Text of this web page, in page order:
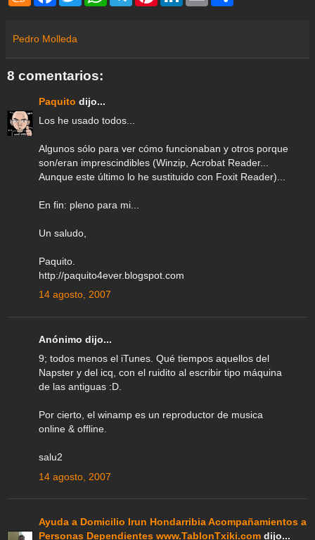
a
m
e
b
o
o
r
p
a
e
I
Pedro Molleda
8 comentarios:
Paquito dijo...
Los he usado todos...
Algunos sólo para ver cómo funcionaban y otros porque
son/eran imprescindibles (Winzip, Acrobat Reader...
Aunque este último lo he sustituido con Foxit Reader)...
En fin: pleno para mi...
Un saludo,
Paquito.
http://paquito4ever.blogspot.com
14 agosto, 2007
Anónimo dijo...
9; todos menos el iTunes. Qué tiempos aquellos del
Napster y del icq, con el ruidito al escribir tipo máquina
de las antiguas :D.
Por cierto, el winamp es un reproductor de musica
online & offline.
salu2
14 agosto, 2007
Ayuda a Domicilio Irun Hondarribia Acompañamientos a
Personas Dependientes www.TablonTxiki.com dijo...